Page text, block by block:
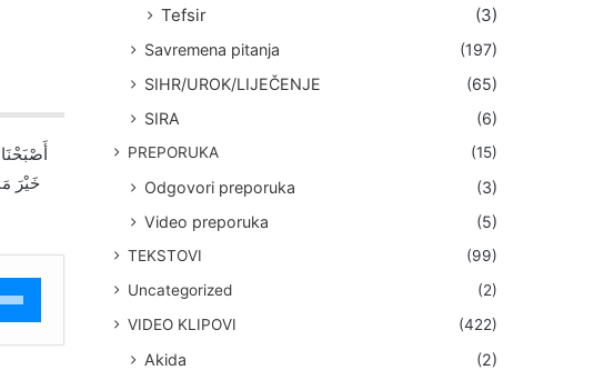
خَيْرَ
Dole
Tefsir
(3)
Savremena pitanja
(197)
SIHR/UROK/LIJEČENJE
(65)
SIRA
(6)
PREPORUKA (15)
Odgovori preporuka
(3)
Video preporuka
(5)
TEKSTOVI
(99)
Uncategorized
(2)
VIDEO KLIPOVI
(422)
Akida
(2)